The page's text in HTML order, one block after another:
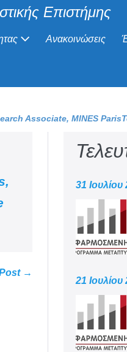
Επιστήμης
Ανακοινώσεις
Associate, MINES
→
31 Ιουλίου
21 Ιουλίου